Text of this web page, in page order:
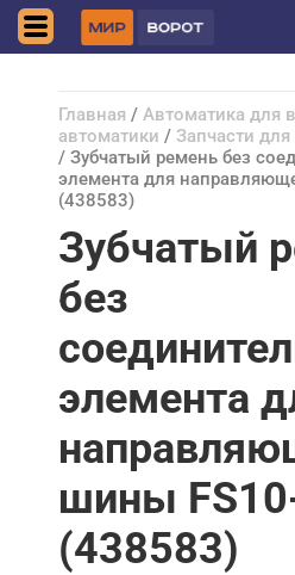
Главная / Автоматика для
автоматики / Запчасти
/ Зубчатый ремень без
элемента для
(438583)
Зубчатый
без
элемента
шины
(438583)